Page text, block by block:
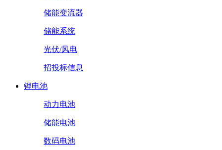
储能变流器
储能系统
光伏/风电
招投标信息
锂电池
动力电池
储能电池
数码电池